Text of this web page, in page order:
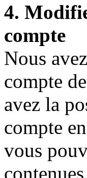
4.
compte
Nous
compte
avez la
compte
vous